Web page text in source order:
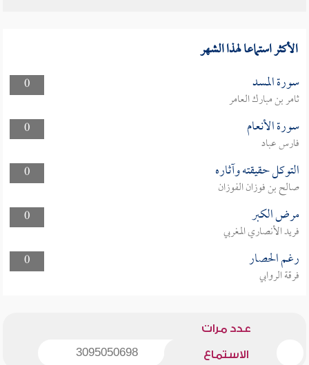
الأكثر استماعا لهذا الشهر
0 سورة المسد
ثامر بن مبارك العامر
0
سورة الأنعام
فارس عباد
0
التوكل حقيقته وآثاره
صالح بن فوزان الفوزان
0
مرض الكبر
فريد الأنصاري المغربي
0
رغم الحصار
فرقة الروابي
عدد مرات
الاستماع 3095050698